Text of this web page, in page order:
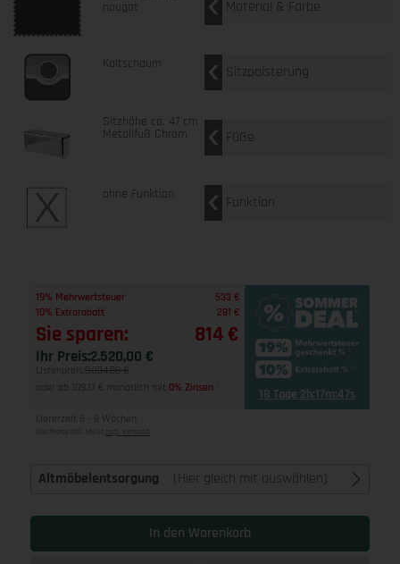
nougat Material & Farbe
Kaltschaum Sitzpolsterung
Sitzhöhe ca. 47 cm
Metallfuß Chrom Füße
ohne Funktion Funktion
19% Mehrwertsteuer
533 €
10% Extrarabatt
281 €
Sie sparen: 814 €
Ihr Preis:2.520,00 €
Listenpreis: 3.334,00 €
oder ab 109,17 € monatlich mit 0% Zinsen 18 Tage 2h:17m:46s
Lieferzeit 6 - 8 Wochen
Alle Preise inkl. MwSt zzgl. Versand
Altmöbelentsorgung (Hier gleich mit auswählen)
In den Warenkorb